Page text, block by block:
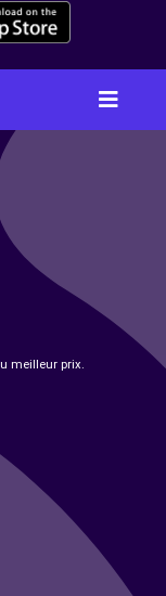
meilleur prix.